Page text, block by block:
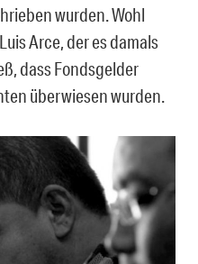
wurden. Wohl
Arce, der es damals
dass Fondsgelder
überwiesen wurden.